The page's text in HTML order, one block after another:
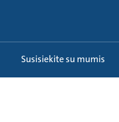
Susisiekite su mumis